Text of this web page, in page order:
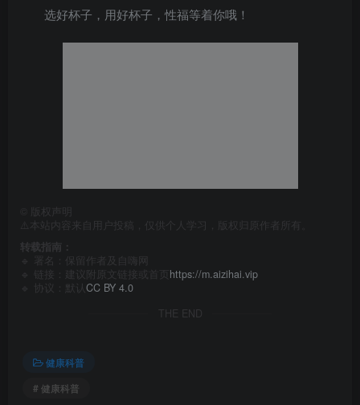
选好杯子，用好杯子，性福等着你哦！
版权声明
⚠️本站内容来自用户投稿，仅供个人学习，版权归原作者所有。
转载指南：
🔹 署名：保留作者及
自嗨网
🔹 链接：建议附原文链接或首页 https://m.aizihai.vip
🔹 协议：默认 CC BY 4.0
THE END
健康科普
# 健康科普